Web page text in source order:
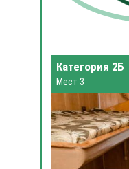
Категория 2Б
Мест 3